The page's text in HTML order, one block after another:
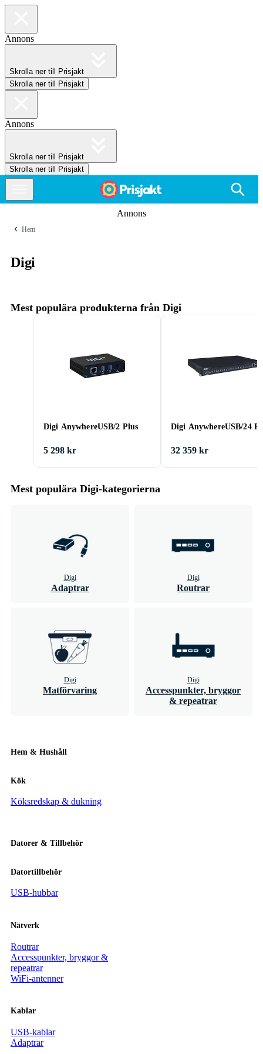
Annons
Skrolla ner till Prisjakt
Skrolla ner till Prisjakt
Annons
Skrolla ner till Prisjakt
Skrolla ner till Prisjakt
Annons
Hem
Digi
Mest populära produkterna från Digi
Digi AnywhereUSB/2 Plus
5 298 kr
Digi AnywhereUSB/24
32 359 kr
Mest populära Digi-kategorierna
Digi
Adaptrar
Digi
Routrar
Digi
Matförvaring
Digi
Accesspunkter, bryggor
& repeatrar
Hem & Hushåll
Kök
Köksredskap & dukning
Datorer & Tillbehör
Datortillbehör
USB-hubbar
Nätverk
Routrar
Accesspunkter, bryggor &
repeatrar
WiFi-antenner
Kablar
USB-kablar
Adaptrar